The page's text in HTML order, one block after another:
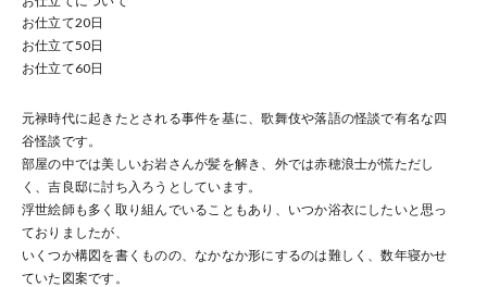
お仕立て20日
お仕立て50日
お仕立て60日
元禄時代に起きたとされる事件を基に、歌舞伎や落語の怪談で有名な四
谷怪談です。
部屋の中では美しいお岩さんが髪を解き、外では赤穂浪士が慌ただし
く、吉良邸に討ち入ろうとしています。
浮世絵師も多く取り組んでいることもあり、いつか浴衣にしたいと思っ
ておりましたが、
いくつか構図を書くものの、なかなか形にするのは難しく、数年寝かせ
ていた図案です。